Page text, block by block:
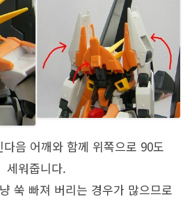
음 어깨와 함께 위쪽으로 90도
세워줍니다.
쑥 빠져 버리는 경우가 많으므로